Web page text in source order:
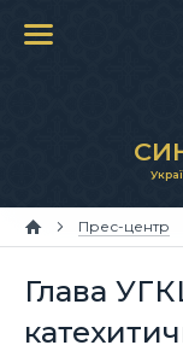
Прес-центр
Глава